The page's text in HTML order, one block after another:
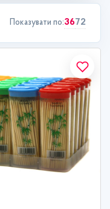
Показувати по:3672